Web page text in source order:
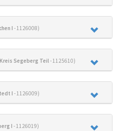
I - 1126008)
Segeberg Teil- 1125610)
I - 1126009)
I - 1126019)